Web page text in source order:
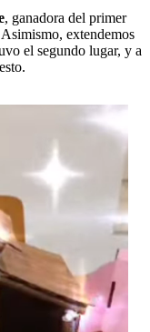
, ganadora del primer
extendemos
el segundo lugar, y a